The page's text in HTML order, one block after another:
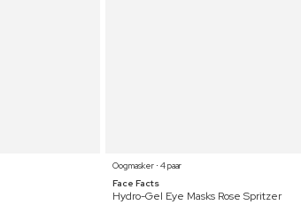
Oogmasker ⋅ 4 paar
Face Facts
Hydro-Gel Eye Masks Rose Spritzer